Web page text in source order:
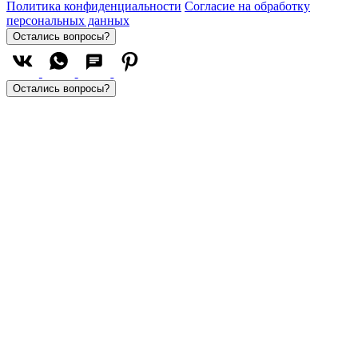
Политика конфиденциальности Согласие на обработку
персональных данных
Остались вопросы?
Остались вопросы?